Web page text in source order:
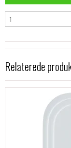
Relaterede